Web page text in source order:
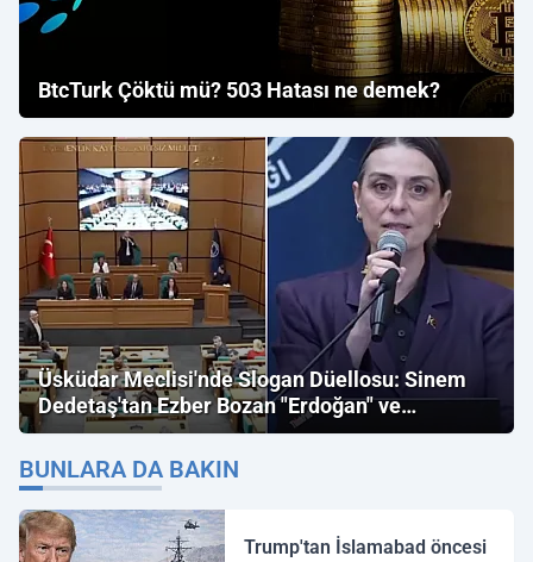
BtcTurk Çöktü mü? 503 Hatası ne demek?
Üsküdar Meclisi'nde Slogan Düellosu: Sinem
Dedetaş'tan Ezber Bozan "Erdoğan" ve
"İmamoğlu" Çıkışı!
BUNLARA DA BAKIN
Trump'tan İslamabad öncesi